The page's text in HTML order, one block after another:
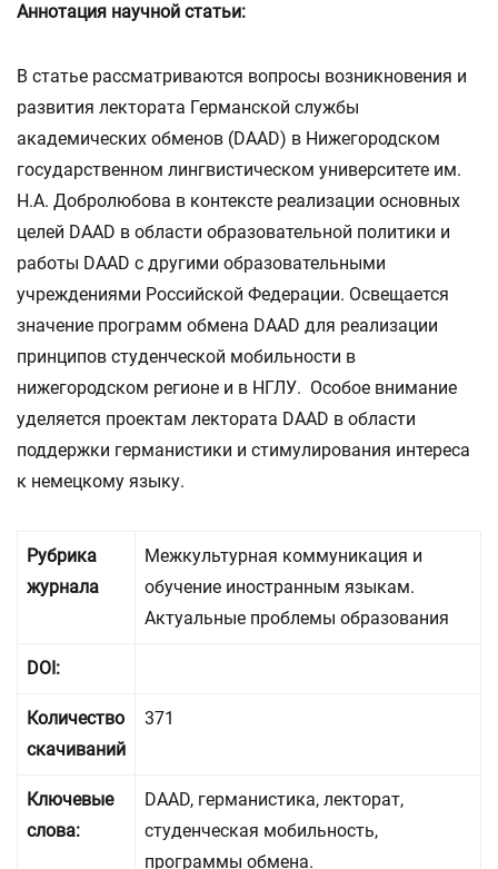
Аннотация научной статьи:
В статье рассматриваются вопросы возникновения и
развития лектората Германской службы
академических обменов (DAAD) в Нижегородском
государственном лингвистическом университете им.
Н.А. Добролюбова в контексте реализации основных
целей DAAD в области образовательной политики и
работы DAAD с другими образовательными
учреждениями Российской Федерации. Освещается
значение программ обмена DAAD для реализации
принципов студенческой мобильности в
нижегородском регионе и в НГЛУ. Особое внимание
уделяется проектам лектората DAAD в области
поддержки германистики и стимулирования интереса
к немецкому языку.
Рубрика
журнала
Межкультурная коммуникация и
обучение иностранным языкам.
Актуальные проблемы образования
DOI:
Количество
скачиваний
371
Ключевые
слова:
DAAD, германистика, лекторат,
студенческая мобильность,
программы обмена.